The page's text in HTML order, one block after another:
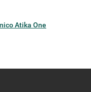
Atika One